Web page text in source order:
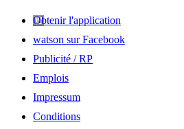
Obtenir l'application
watson sur Facebook
Publicité / RP
Emplois
Impressum
Conditions